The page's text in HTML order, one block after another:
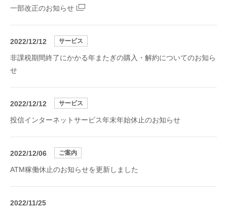
一部改正のお知らせ
2022/12/12 サービス
非課税期間終了にかかる年またぎの購入・解約についてのお知ら
せ
2022/12/12 サービス
投信インターネットサービス年末年始休止のお知らせ
2022/12/06 ご案内
ATM稼働休止のお知らせを更新しました
2022/11/25